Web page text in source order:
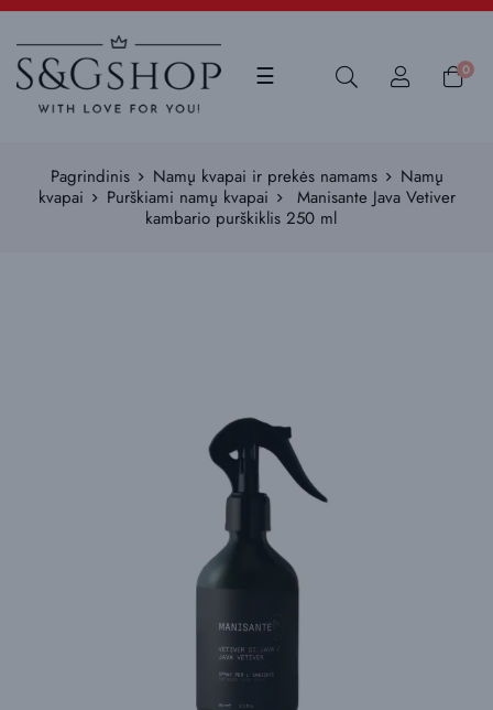
Toggle
☰ 0
Pagrindinis Namų kvapai ir prekės namams
Namų
kvapai
Purškiami namų kvapai
Manisante Java Vetiver
kambario purškiklis 250 ml